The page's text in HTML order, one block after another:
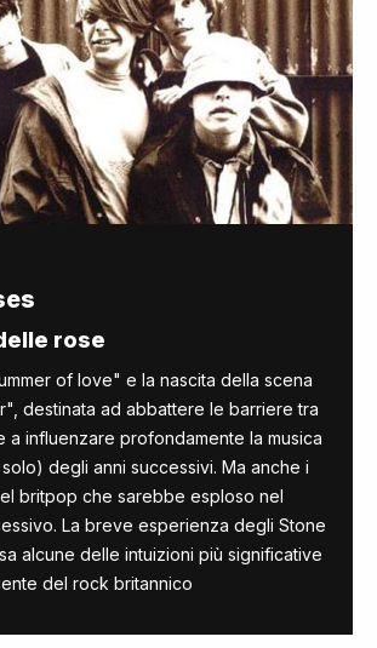
rose
of love" e la nascita della scena
destinata ad abbattere le barriere tra
a influenzare profondamente la musica
degli anni successivi. Ma anche i
britpop che sarebbe esploso nel
La breve esperienza degli Stone
alcune delle intuizioni più significative
del rock britannico